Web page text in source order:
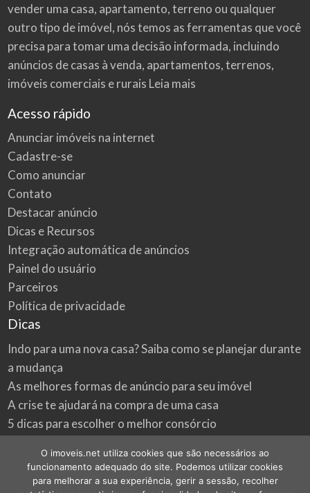
vender uma casa, apartamento, terreno ou qualquer
outro tipo de imóvel, nós temos as ferramentas que você
precisa para tomar uma decisão informada, incluindo
anúncios de casas à venda, apartamentos, terrenos,
imóveis comerciais e rurais Leia mais
Acesso rápido
Anunciar imóveis na internet
Cadastre-se
Como anunciar
Contato
Destacar anúncio
Dicas e Recursos
Integração automática de anúncios
Painel do usuário
Parceiros
Política de privacidade
Dicas
Indo para uma nova casa? Saiba como se planejar durante
a mudança
As melhores formas de anúncio para seu imóvel
A crise te ajudará na compra de uma casa
5 dicas para escolher o melhor consórcio
Onde procurar as melhores oportunidades do mercado
imobiliário
O imoveis.net utiliza cookies que são necessários ao
funcionamento adequado do site. Podemos utilizar cookies
para melhorar a sua experiência, gerir a sessão, recolher